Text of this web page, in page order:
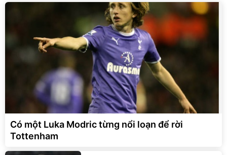
Có một Luka Modric từng nổi loạn để rời
Tottenham